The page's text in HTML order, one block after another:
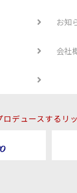
お知
会社
デュースするリ